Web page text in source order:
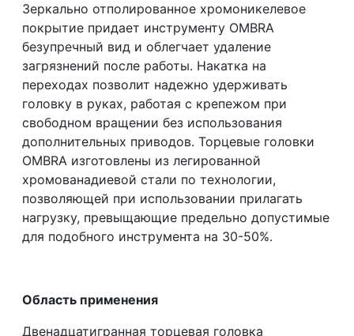
Зеркально отполированное хромоникелевое
покрытие придает инструменту OMBRA
безупречный вид и облегчает удаление
загрязнений после работы. Накатка на
переходах позволит надежно удерживать
головку в руках, работая с крепежом при
свободном вращении без использования
дополнительных приводов. Торцевые головки
OMBRA изготовлены из легированной
хромованадиевой стали по технологии,
позволяющей при использовании прилагать
нагрузку, превыщающие предельно допустимые
для подобного инструмента на 30-50%.
Область применения
Двенадцатигранная торцевая головка